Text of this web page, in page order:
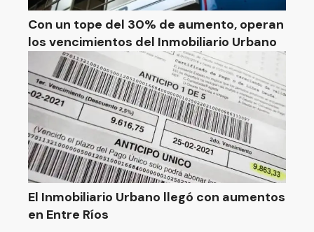
Con un tope del 30% de aumento, operan
los vencimientos del Inmobiliario Urbano
El Inmobiliario Urbano llegó con aumentos
en Entre Ríos